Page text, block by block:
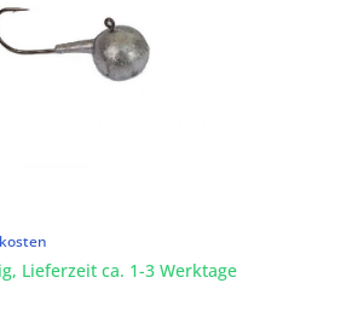
Lieferzeit ca. 1-3 Werktage